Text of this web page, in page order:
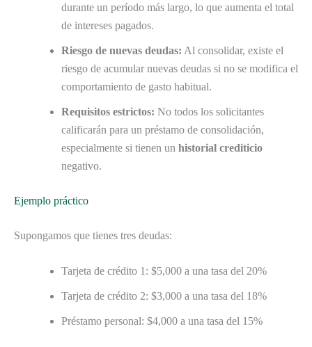
durante un período más largo, lo que aumenta el total
de intereses pagados.
Riesgo de nuevas deudas: Al consolidar, existe el
riesgo de acumular nuevas deudas si no se modifica el
comportamiento de gasto habitual.
Requisitos estrictos: No todos los solicitantes
calificarán para un préstamo de consolidación,
especialmente si tienen un historial crediticio
negativo.
Ejemplo práctico
Supongamos que tienes tres deudas:
Tarjeta de crédito 1: $5,000 a una tasa del 20%
Tarjeta de crédito 2: $3,000 a una tasa del 18%
Préstamo personal: $4,000 a una tasa del 15%